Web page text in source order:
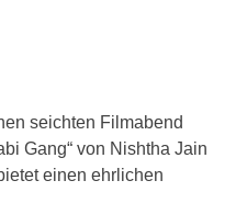
seichten Filmabend
Gang“ von Nishtha Jain
einen ehrlichen